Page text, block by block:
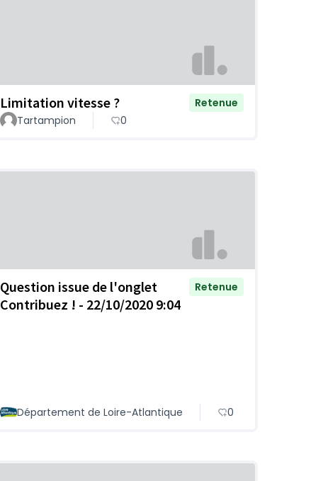
Limitation vitesse ?
Retenue
Tartampion
0
Question issue de l'onglet
Contribuez ! - 22/10/2020 9:04
Retenue
Département de Loire-Atlantique 0